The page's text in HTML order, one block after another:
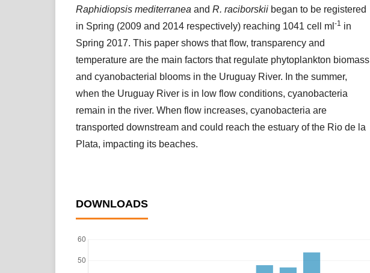
Raphidiopsis mediterraneaand R. raciborskii began to be registered
in Spring (2009 and 2014 respectively) reaching 1041 cell ml-1 in
Spring 2017. This paper shows that flow, transparency and
temperature are the main factors that regulate phytoplankton biomass
and cyanobacterial blooms in the Uruguay River. In the summer,
when the Uruguay River is in low flow conditions, cyanobacteria
remain in the river. When flow increases, cyanobacteria are
transported downstream and could reach the estuary of the Rio de la
Plata, impacting its beaches.
DOWNLOADS